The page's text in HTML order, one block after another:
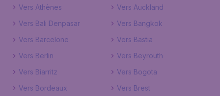
Vers Athènes
Vers Auckland
Vers Bali Denpasar
Vers Bangkok
Vers Barcelone
Vers Bastia
Vers Berlin
Vers Beyrouth
Vers Biarritz
Vers Bogota
Vers Bordeaux
Vers Brest